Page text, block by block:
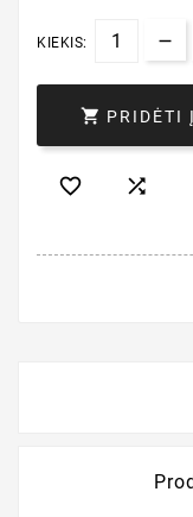
KIEKIS:
 PRIDĖTI
 